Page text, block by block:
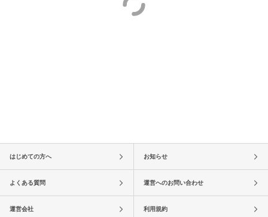
はじめての方へ お知らせ
よくある質問 運営へのお問い合わせ
運営会社 利用規約